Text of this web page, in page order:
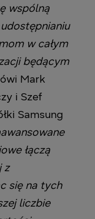
wspólną
w całym
będącym
Mark
i Szef
Samsung
łączą
z
się na tych
liczbie